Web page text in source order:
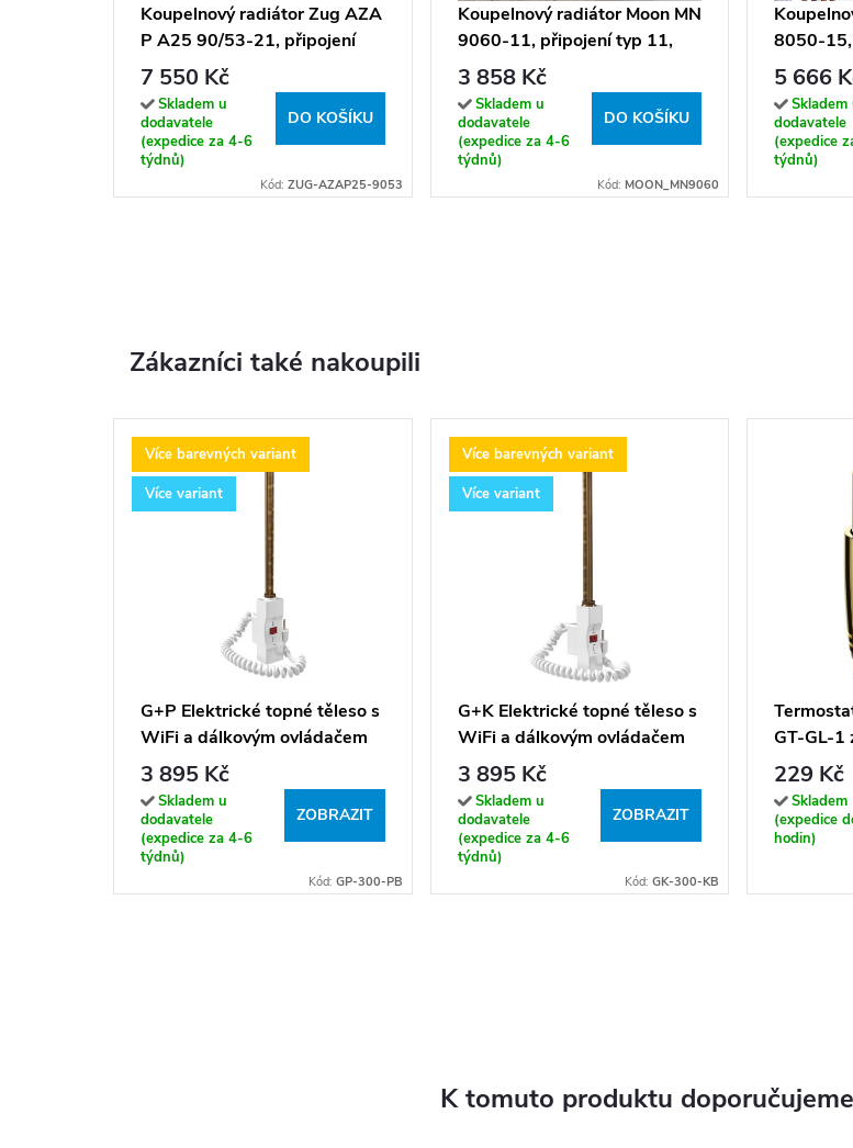
Koupelnový radiátor Zug AZA
P A25 90/53-21, připojení
typ 21, 53,5x91,5 cm, bílá
RAL 9016
7 550 Kč
Skladem u
dodavatele
(expedice za 4-6
týdnů)
DO KOŠÍKU
Kód: ZUG-AZAP25-9053
Koupelnový radiátor Moon MN
9060-11, připojení typ 11,
59,6x92,1 cm, bílá RAL 9016
3 858 Kč
Skladem u
dodavatele
(expedice za 4-6
týdnů)
DO KOŠÍKU
Kód: MOON_MN9060
8050-
50x82
5 666
Skladem
dodavatele
(expedice
týdnů)
Zákazníci také nakoupili
Více barevných variant
Více variant
G+P Elektrické topné těleso s
WiFi a dálkovým ovládačem
(300 - 1200 W)
3 895 Kč
Skladem u
dodavatele
(expedice za 4-6
týdnů)
ZOBRAZIT
Kód: GP-300-PB
Více barevných variant
Více variant
G+K Elektrické topné těleso s
WiFi a dálkovým ovládačem
(300 - 1200 W)
3 895 Kč
Skladem u
dodavatele
(expedice za 4-6
týdnů)
ZOBRAZIT
Kód: GK-300-KB
GT-GL-1
229 Kč
Skladem
(expedice
hodin)
K tomuto produktu